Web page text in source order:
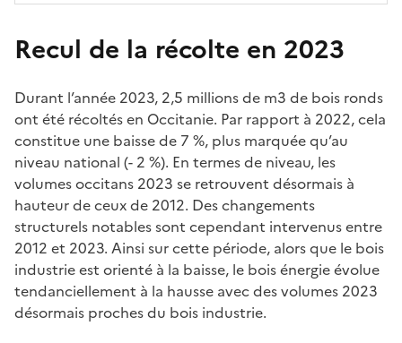
Recul de la récolte en 2023
Durant l’année 2023, 2,5 millions de m3 de bois ronds
ont été récoltés en Occitanie. Par rapport à 2022, cela
constitue une baisse de 7 %, plus marquée qu’au
niveau national (- 2 %). En termes de niveau, les
volumes occitans 2023 se retrouvent désormais à
hauteur de ceux de 2012. Des changements
structurels notables sont cependant intervenus entre
2012 et 2023. Ainsi sur cette période, alors que le bois
industrie est orienté à la baisse, le bois énergie évolue
tendanciellement à la hausse avec des volumes 2023
désormais proches du bois industrie.